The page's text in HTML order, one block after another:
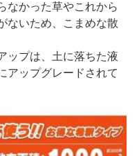
なかった草やこれから
ないため、こまめな散
ップは、土に落ちた液
アップグレードされて